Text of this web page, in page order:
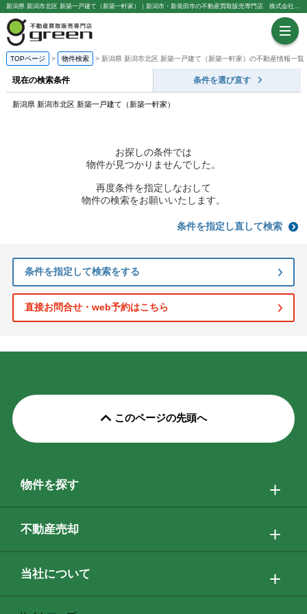
新潟県 新潟市北区 新築一戸建て（新築一軒家）｜新潟市・新発田市の不動産買取販売専門店 株式会社green
TOPページ 物件検索 新潟県 新潟市北区 新築一戸建て（新築一軒家）の不動産情報一覧
現在の検索条件 条件を選び直す
新潟県 新潟市北区 新築一戸建て（新築一軒家）
お探しの条件では
物件が見つかりませんでした。
再度条件を指定しなおして
物件の検索をお願いいたします。
条件を指定し直して検索
条件を指定して検索をする
直接お問合せ・web予約はこちら
このページの先頭へ
物件を探す
不動産売却
当社について